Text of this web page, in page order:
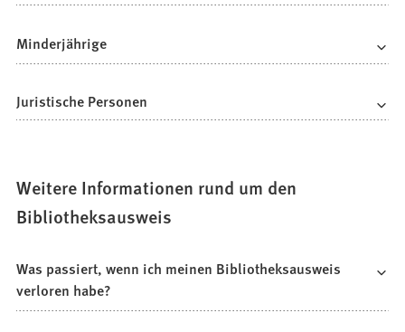
Minderjährige
Juristische Personen
Weitere Informationen rund um den
Bibliotheksausweis
Was passiert, wenn ich meinen Bibliotheksausweis
verloren habe?